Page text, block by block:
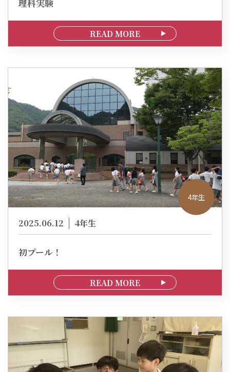
理科実験
READ MORE
4年生
2025.06.12 4年生
初プール！
READ MORE